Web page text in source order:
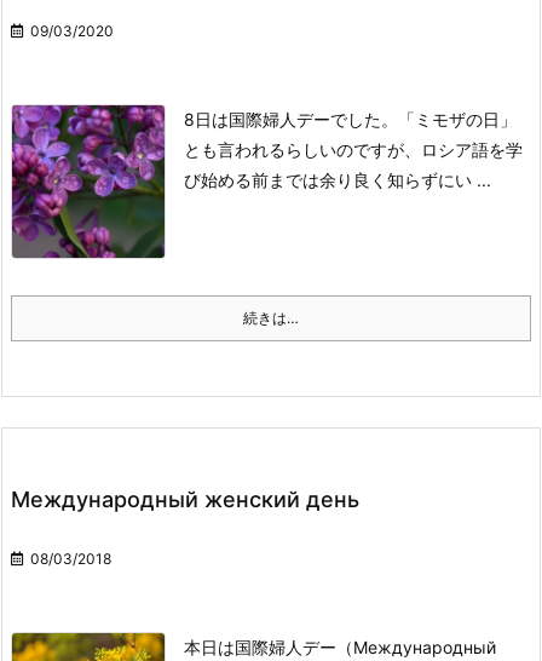
09/03/2020
8日は国際婦人デーでした。
「ミモザの日」
とも言われるらしいのですが、ロシア語を学
び始める前までは余り良く知らずにい ...
続きは…
Международный женский день
08/03/2018
本日は国際婦人デー（Международный